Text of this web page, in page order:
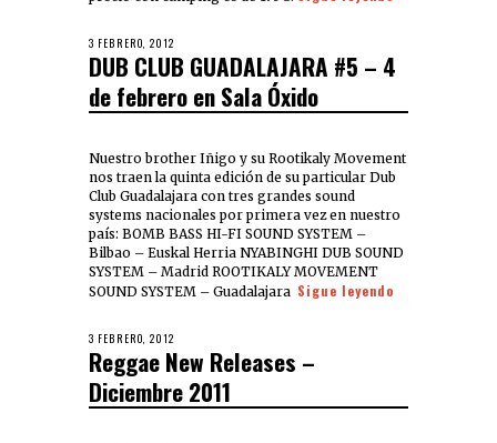
3 FEBRERO, 2012
DUB CLUB GUADALAJARA #5 – 4
de febrero en Sala Óxido
Nuestro brother Iñigo y su Rootikaly Movement
nos traen la quinta edición de su particular Dub
Club Guadalajara con tres grandes sound
systems nacionales por primera vez en nuestro
país: BOMB BASS HI-FI SOUND SYSTEM –
Bilbao – Euskal Herria NYABINGHI DUB SOUND
SYSTEM – Madrid ROOTIKALY MOVEMENT
SOUND SYSTEM – Guadalajara Sigue leyendo
3 FEBRERO, 2012
Reggae New Releases –
Diciembre 2011